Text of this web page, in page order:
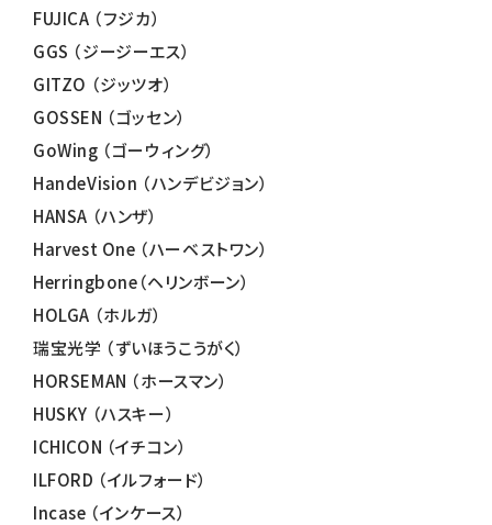
FUJICA （フジカ）
GGS （ジージーエス）
GITZO （ジッツオ）
GOSSEN （ゴッセン）
GoWing （ゴーウィング）
HandeVision （ハンデビジョン）
HANSA （ハンザ）
Harvest One （ハーベストワン）
Herringbone（ヘリンボーン）
HOLGA （ホルガ）
瑞宝光学 （ずいほうこうがく）
HORSEMAN （ホースマン）
HUSKY （ハスキー）
ICHICON （イチコン）
ILFORD （イルフォード）
Incase （インケース）